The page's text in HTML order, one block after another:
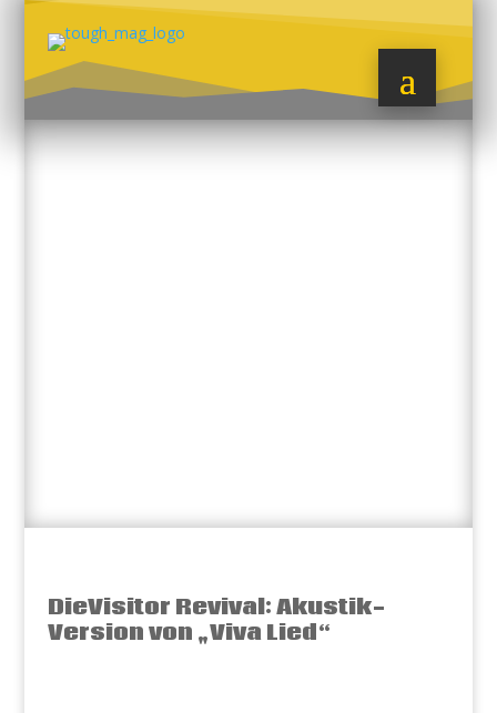
DieVisitor Revival: Akustik-
Version von „Viva Lied“